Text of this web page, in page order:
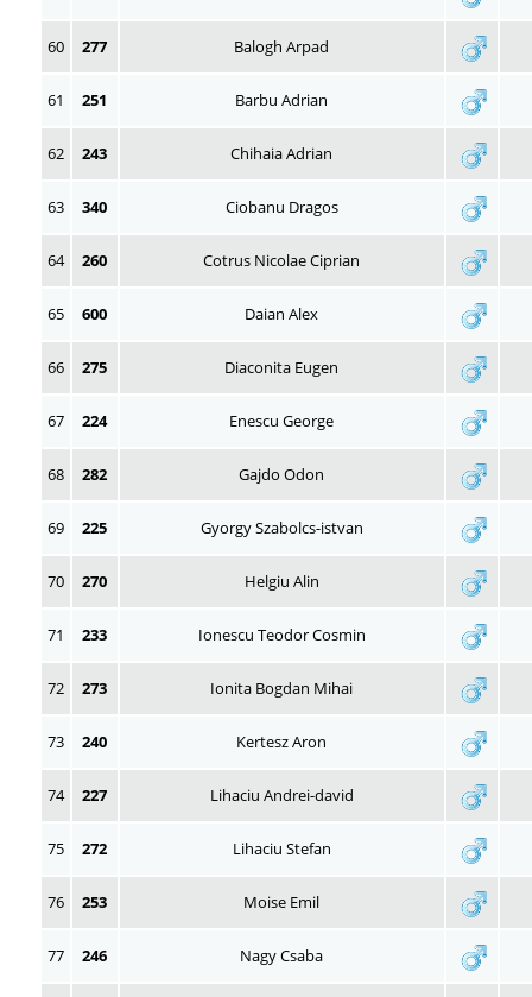
60 277 Balogh Arpad
61 251 Barbu Adrian
62 243 Chihaia Adrian
63 340 Ciobanu Dragos
64 260 Cotrus Nicolae Ciprian
65 600 Daian Alex
66 275 Diaconita Eugen
67 224 Enescu George
68 282 Gajdo Odon
69 225 Gyorgy Szabolcs-istvan
70 270 Helgiu Alin
71 233 Ionescu Teodor Cosmin
72 273 Ionita Bogdan Mihai
73 240 Kertesz Aron
74 227 Lihaciu Andrei-david
75 272 Lihaciu Stefan
76 253 Moise Emil
77 246 Nagy Csaba